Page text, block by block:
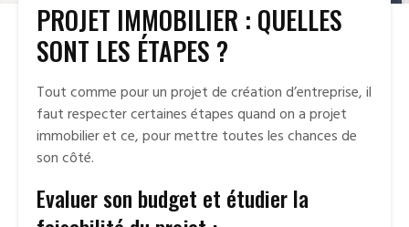
PROJET IMMOBILIER : QUELLES
SONT LES ÉTAPES ?
Tout comme pour un projet de création d’entreprise, il
faut respecter certaines étapes quand on a projet
immobilier et ce, pour mettre toutes les chances de
son côté.
Evaluer son budget et étudier la